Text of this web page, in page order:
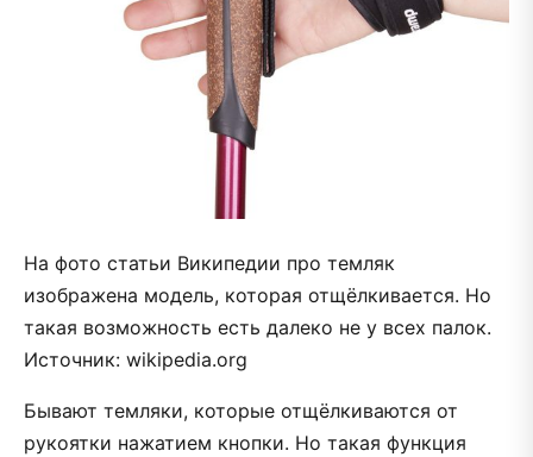
На фото статьи Википедии про темляк
изображена модель, которая отщёлкивается. Но
такая возможность есть далеко не у всех палок.
Источник: wikipedia.org
Бывают темляки, которые отщёлкиваются от
рукоятки нажатием кнопки. Но такая функция